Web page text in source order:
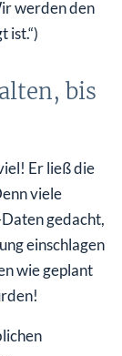
werden den
ist.“)
bis
Er ließ die
viele
gedacht,
einschlagen
wie geplant